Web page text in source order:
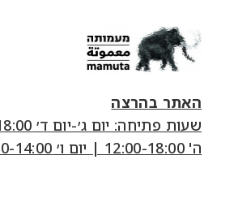
art
&
research
center
האתר בהרצה
ה' 12:00-18:00 | יום ו׳ 10:00-14:00